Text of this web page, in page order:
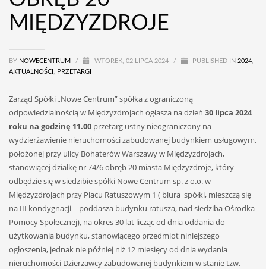
MIĘDZYZDROJE
BY NOWECENTRUM / WTOREK, 02 LIPCA 2024 / PUBLISHED IN 2024
AKTUALNOŚCI
PRZETARGI
Zarząd Spółki „Nowe Centrum” spółka z ograniczoną
odpowiedzialnością w Międzyzdrojach ogłasza na dzień 30 lipca 2024
roku na godzinę 11.00 przetarg ustny nieograniczony na
wydzierżawienie nieruchomości zabudowanej budynkiem usługowym,
położonej przy ulicy Bohaterów Warszawy w Międzyzdrojach,
stanowiącej działkę nr 74/6 obręb 20 miasta Międzyzdroje, który
odbędzie się w siedzibie spółki Nowe Centrum sp. z o.o. w
Międzyzdrojach przy Placu Ratuszowym 1 ( biura spółki, mieszczą się
na III kondygnacji – poddasza budynku ratusza, nad siedziba Ośrodka
Pomocy Społecznej), na okres 30 lat licząc od dnia oddania do
użytkowania budynku, stanowiącego przedmiot niniejszego
ogłoszenia, jednak nie później niż 12 miesięcy od dnia wydania
nieruchomości Dzierżawcy zabudowanej budynkiem w stanie tzw.